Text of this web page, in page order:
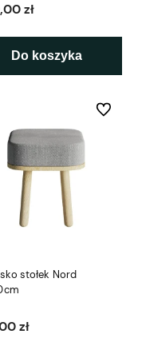
zł
Do koszyka
stołek Nord
zł
Do